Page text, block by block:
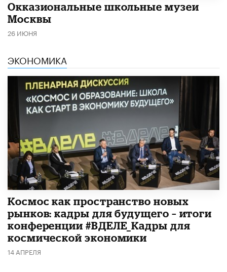
​Окказиональные школьные музеи
Москвы
26 ИЮНЯ
ЭКОНОМИКА
Космос как пространство новых
рынков: кадры для будущего – итоги
конференции #ВДЕЛЕ_Кадры для
космической экономики
14 АПРЕЛЯ